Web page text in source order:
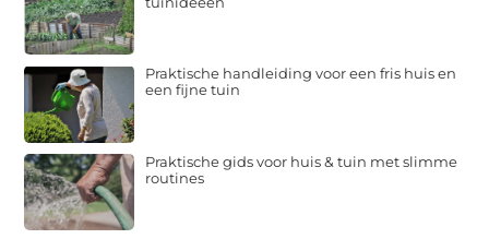
Praktische handleiding voor een fris huis en
een fijne tuin
Praktische gids voor huis & tuin met slimme
routines